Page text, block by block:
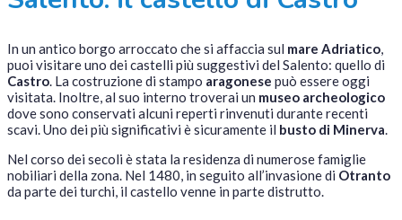
In un antico borgo arroccato che si affaccia sul mare Adriatico
puoi visitare uno dei castelli più suggestivi del Salento: quello di
Castro . La costruzione di stampo aragonese può essere oggi
visitata. Inoltre, al suo interno troverai un museo archeologico
dove sono conservati alcuni reperti rinvenuti durante recenti
scavi. Uno dei più significativi è sicuramente il busto di Minerva
Nel corso dei secoli è stata la residenza di numerose famiglie
nobiliari della zona. Nel 1480, in seguito all’invasione di Otranto
da parte dei turchi, il castello venne in parte distrutto.